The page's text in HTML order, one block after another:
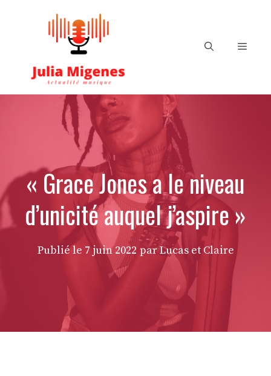
Menu
« Grace Jones a le niveau
d’unicité auquel j’aspire »
Publié le 7 juin 2022 par Lucas et Claire